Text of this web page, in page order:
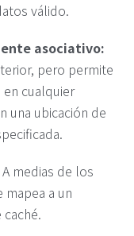
válido.
asociativo:
pero permite
cualquier
una ubicación de
A medias de los
a un